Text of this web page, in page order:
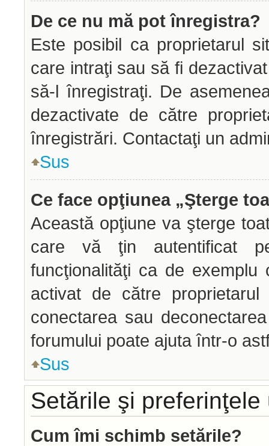
De ce nu mă pot înregistra?
Este posibil ca proprietarul
care intraţi sau să fi
să-l înregistraţi. De
dezactivate de către
înregistrări. Contactaţi un
Sus
Ce face opţiunea „Şterge
Această opţiune va şterge
care vă ţin autentificat
funcţionalităţi ca de
activat de către
conectarea sau
forumului poate ajuta într-o
Sus
Setările şi
Cum îmi schimb setările?